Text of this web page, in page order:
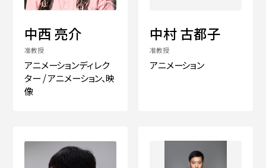
中西 亮介
准教授
アニメーションディレク
ター / アニメーション、映
像
中村 古都子
准教授
アニメーション